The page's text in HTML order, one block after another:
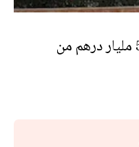
مديرية الضرائب: تحصيل 5,6 مليار درهم من